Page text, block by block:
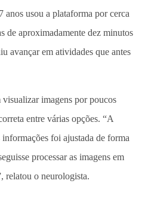
anos usou a plataforma por cerca
de aproximadamente dez minutos
avançar em atividades que antes
imagens por poucos
entre várias opções. “A
foi ajustada de forma
processar as imagens em
relatou o neurologista.